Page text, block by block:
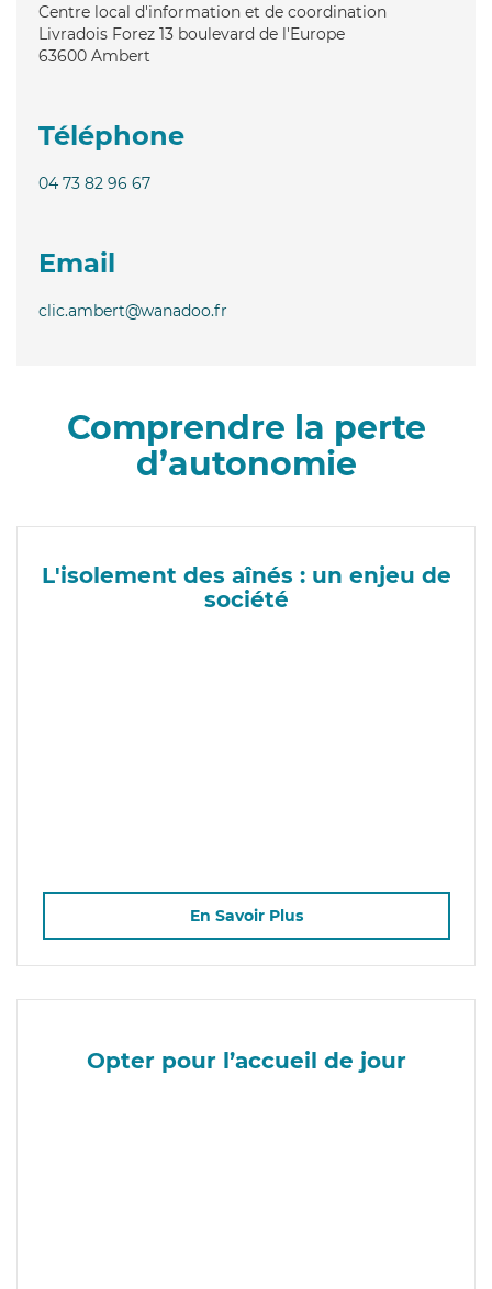
Centre local d'information et de coordination
Livradois Forez 13 boulevard de l'Europe
63600 Ambert
Téléphone
04 73 82 96 67
Email
clic.ambert@wanadoo.fr
Comprendre la perte
d’autonomie
L'isolement des aînés : un enjeu de
société
En Savoir Plus
Opter pour l’accueil de jour